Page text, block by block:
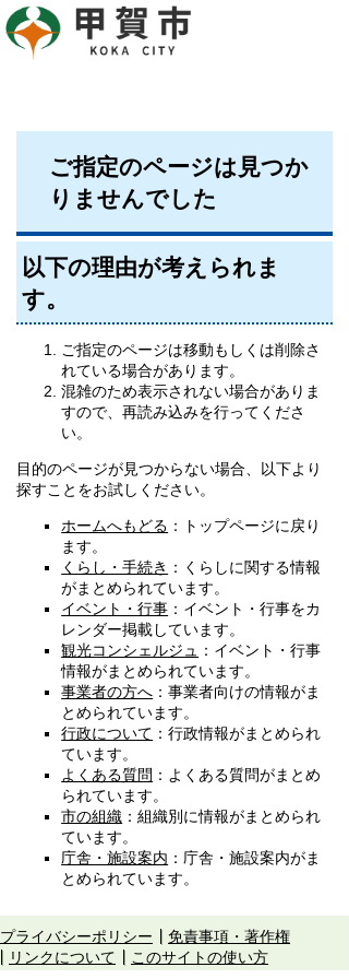
ご指定のページは見つか
りませんでした
以下の理由が考えられま
す。
ご指定のページは移動もしくは削除さ
れている場合があります。
混雑のため表示されない場合がありま
すので、再読み込みを行ってくださ
い。
目的のページが見つからない場合、以下より
探すことをお試しください。
ホームへもどる ：トップページに戻り
ます。
くらし・手続き ：くらしに関する情報
がまとめられています。
イベント・行事 ：イベント・行事をカ
レンダー掲載しています。
観光コンシェルジュ ：イベント・行事
情報がまとめられています。
事業者の方へ ：事業者向けの情報がま
とめられています。
行政について ：行政情報がまとめられ
ています。
よくある質問 ：よくある質問がまとめ
られています。
市の組織 ：組織別に情報がまとめられ
ています。
庁舎・施設案内 ：庁舎・施設案内がま
とめられています。
プライバシーポリシー
免責事項・著作権
リンクについて
このサイトの使い方